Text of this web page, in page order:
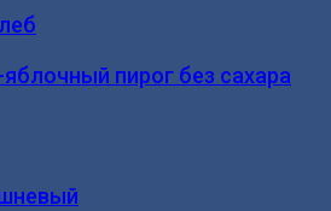
пирог без сахара